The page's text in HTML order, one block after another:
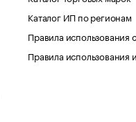
Каталог ИП по регионам
Правила использования
Правила использования